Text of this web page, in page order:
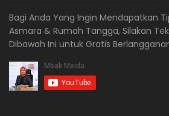
Bagi Anda Yang Ingin Mendapatkan
Asmara & Rumah Tangga, Silakan
Dibawah Ini untuk Gratis